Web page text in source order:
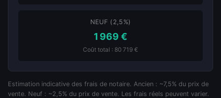
NEUF (2,5%)
1 969 €
Coût total : 80 719 €
Estimation indicative des frais de notaire. Ancien : ~7,5% du prix de
vente. Neuf : ~2,5% du prix de vente. Les frais réels peuvent varier.